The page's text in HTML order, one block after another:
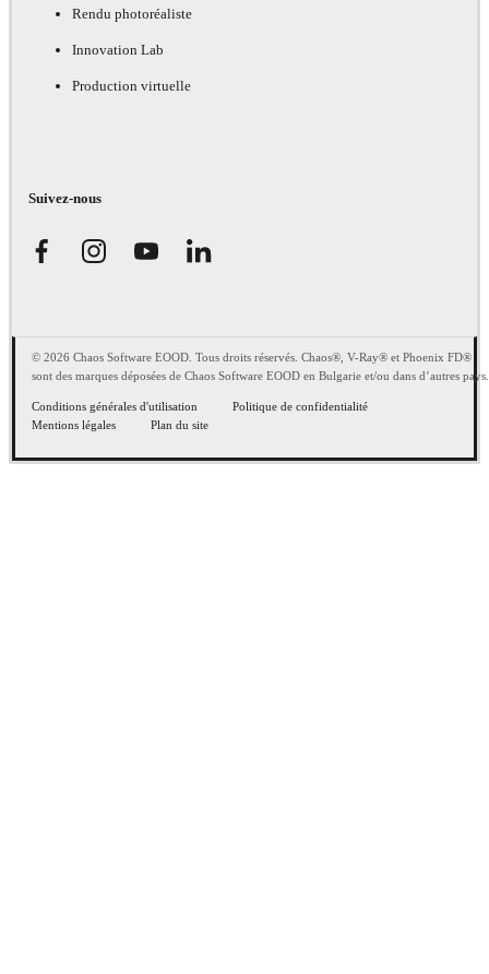
Rendu photoréaliste
Innovation Lab
Production virtuelle
Suivez-nous
© 2026 Chaos Software EOOD. Tous droits réservés. Chaos®, V-Ray® et Phoenix FD®
sont des marques déposées de Chaos Software EOOD en Bulgarie et/ou dans d’autres pays.
Conditions générales d'utilisation
Politique de confidentialité
Mentions légales
Plan du site